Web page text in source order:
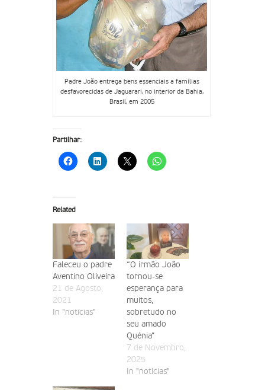
Padre João entrega bens essenciais a famílias
desfavorecidas de Jaguarari, no interior da Bahia,
Brasil, em 2005
Partilhar:
Related
Faleceu o padre
Aventino Oliveira
21 de Agosto,
2021
In "noticias"
“O irmão João
tornou-se
esperança para
muitos,
sobretudo no
seu amado
Quénia”
7 de Novembro,
2025
In "noticias"